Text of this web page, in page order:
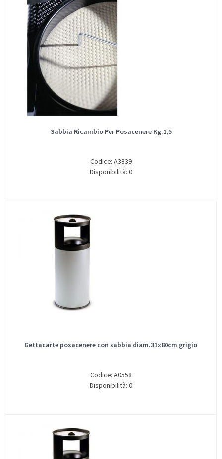
Sabbia Ricambio Per Posacenere Kg.1,5
Codice: A3839
Disponibilità: 0
Gettacarte posacenere con sabbia diam.31x80cm grigio
Codice: A0558
Disponibilità: 0